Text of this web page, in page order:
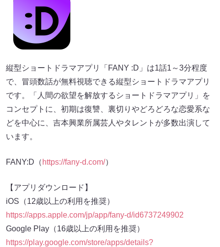
縦型ショートドラマアプリ「FANY :D」は1話1～3分程度
で、冒頭数話が無料視聴できる縦型ショートドラマアプリ
です。「人間の欲望を解放するショートドラマアプリ」を
コンセプトに、初期は復讐、裏切りやどろどろな恋愛系な
どを中心に、吉本興業所属芸人やタレントが多数出演して
います。
FANY:D（ https://fany-d.com/）
【アプリダウンロード】
iOS（12歳以上の利用を推奨）
https://apps.apple.com/jp/app/fany-d/id6737249902
Google Play（16歳以上の利用を推奨）
https://play.google.com/store/apps/details?